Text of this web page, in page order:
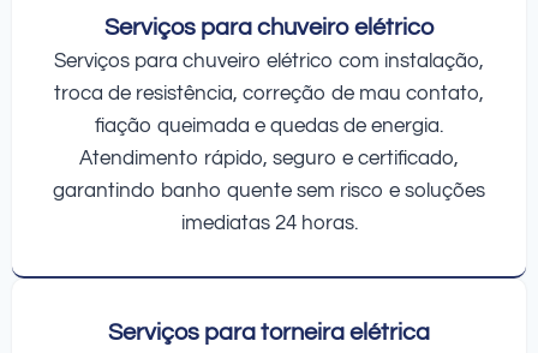
Serviços para chuveiro elétrico
Serviços para chuveiro elétrico com instalação,
troca de resistência, correção de mau contato,
fiação queimada e quedas de energia.
Atendimento rápido, seguro e certificado,
garantindo banho quente sem risco e soluções
imediatas 24 horas.
Serviços para torneira elétrica